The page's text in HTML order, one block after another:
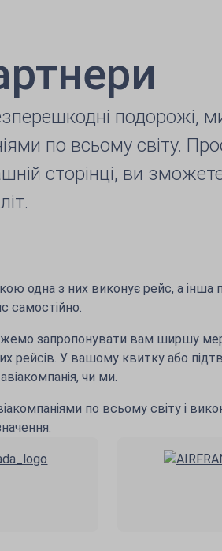
подорожі,
по всьому світу.
сторінці, ви
одна з них виконує рейс, а інша
самостійно.
запропонувати вам ширшу
рейсів. У вашому квитку або
чи ми.
по всьому світу і